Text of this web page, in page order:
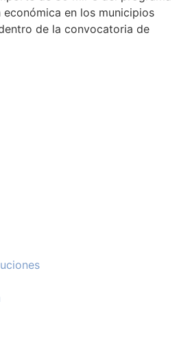
en los municipios
de la convocatoria de